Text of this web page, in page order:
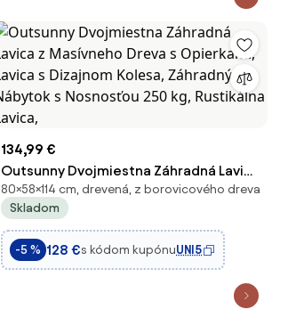
134,99 €
Outsunny Dvojmiestna Záhradná Lavica
z Masívneho Dreva s Opierkami, Lavica
s Dizajnom Kolesa, Záhradný Nábytok s
Nosnosťou 250 kg, Rustikálna Lavica,
80×58×114 cm, drevená, z borovicového dreva
Skladom
-5 % 128 €s kódom kupónuUNI5